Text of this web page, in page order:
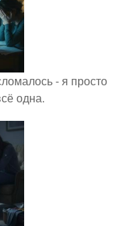
- я просто
одна.